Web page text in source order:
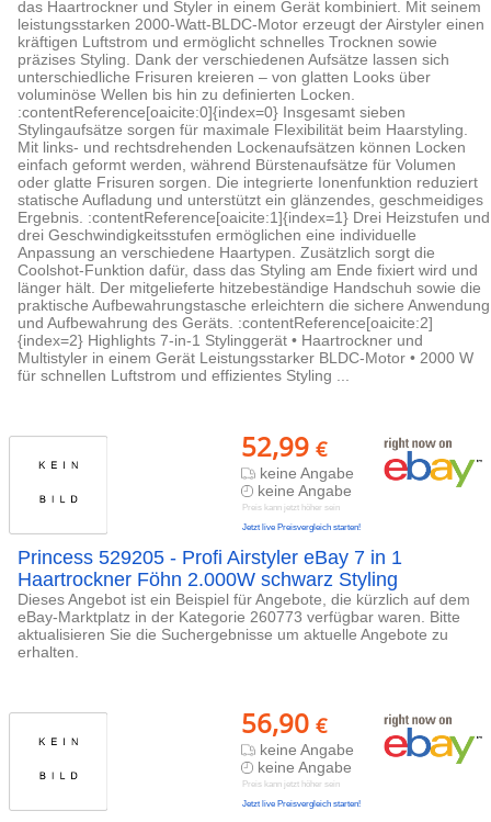
das Haartrockner und Styler in einem Gerät kombiniert. Mit seinem
leistungsstarken 2000-Watt-BLDC-Motor erzeugt der Airstyler einen
kräftigen Luftstrom und ermöglicht schnelles Trocknen sowie
präzises Styling. Dank der verschiedenen Aufsätze lassen sich
unterschiedliche Frisuren kreieren – von glatten Looks über
voluminöse Wellen bis hin zu definierten Locken.
:contentReference[oaicite:0]{index=0} Insgesamt sieben
Stylingaufsätze sorgen für maximale Flexibilität beim Haarstyling.
Mit links- und rechtsdrehenden Lockenaufsätzen können Locken
einfach geformt werden, während Bürstenaufsätze für Volumen
oder glatte Frisuren sorgen. Die integrierte Ionenfunktion reduziert
statische Aufladung und unterstützt ein glänzendes, geschmeidiges
Ergebnis. :contentReference[oaicite:1]{index=1} Drei Heizstufen und
drei Geschwindigkeitsstufen ermöglichen eine individuelle
Anpassung an verschiedene Haartypen. Zusätzlich sorgt die
Coolshot-Funktion dafür, dass das Styling am Ende fixiert wird und
länger hält. Der mitgelieferte hitzebeständige Handschuh sowie die
praktische Aufbewahrungstasche erleichtern die sichere Anwendung
und Aufbewahrung des Geräts. :contentReference[oaicite:2]
{index=2} Highlights 7-in-1 Stylinggerät • Haartrockner und
Multistyler in einem Gerät Leistungsstarker BLDC-Motor • 2000 W
für schnellen Luftstrom und effizientes Styling ...
52,99 €
keine Angabe
keine Angabe
Preis kann jetzt höher sein
Jetzt live Preisvergleich starten!
Princess 529205 - Profi Airstyler eBay 7 in 1
Haartrockner Föhn 2.000W schwarz Styling
Dieses Angebot ist ein Beispiel für Angebote, die kürzlich auf dem
eBay-Marktplatz in der Kategorie 260773 verfügbar waren. Bitte
aktualisieren Sie die Suchergebnisse um aktuelle Angebote zu
erhalten.
56,90 €
keine Angabe
keine Angabe
Preis kann jetzt höher sein
Jetzt live Preisvergleich starten!